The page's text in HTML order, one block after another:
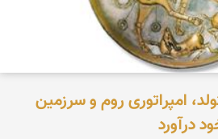
امپراتوری روم و سرزمین
درآورد